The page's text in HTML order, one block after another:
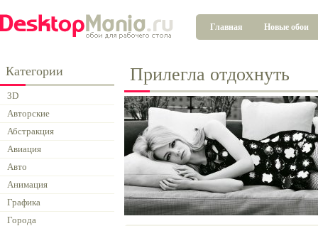
Главная Новые обои
Категории
3D
Авторские
Абстракция
Авиация
Авто
Анимация
Графика
Города
Прилегла отдохнуть